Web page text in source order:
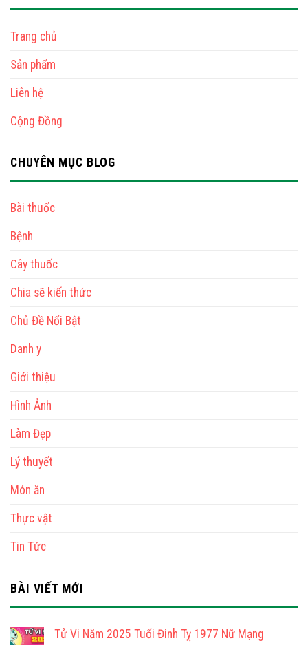
Trang chủ
Sản phẩm
Liên hệ
Cộng Đồng
CHUYÊN MỤC BLOG
Bài thuốc
Bệnh
Cây thuốc
Chia sẽ kiến thức
Chủ Đề Nổi Bật
Danh y
Giới thiệu
Hình Ảnh
Làm Đẹp
Lý thuyết
Món ăn
Thực vật
Tin Tức
BÀI VIẾT MỚI
Tử Vi Năm 2025 Tuổi Đinh Tỵ 1977 Nữ Mạng